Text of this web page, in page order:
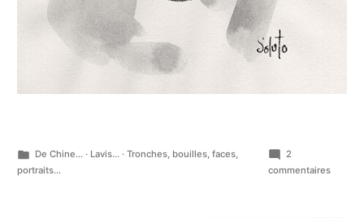
Publié
dans
De Chine...· Lavis...· Tronches, bouilles, faces,
portraits...
2
commentairessur